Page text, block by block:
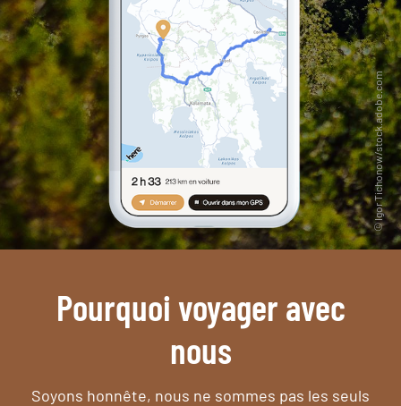
Pourquoi voyager avec
nous
Soyons honnête, nous ne sommes pas les seuls